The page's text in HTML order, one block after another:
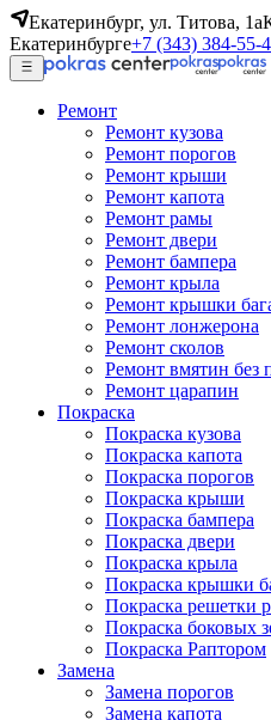
Екатеринбург, ул. Титова, 1а
Екатеринбурге+7 (343) 384-55-
Ремонт
Ремонт кузова
Ремонт порогов
Ремонт крыши
Ремонт капота
Ремонт рамы
Ремонт двери
Ремонт бампера
Ремонт крыла
Ремонт крышки
Ремонт лонжерона
Ремонт сколов
Ремонт вмятин без
Ремонт царапин
Покраска
Покраска кузова
Покраска капота
Покраска порогов
Покраска крыши
Покраска бампера
Покраска двери
Покраска крыла
Покраска крышки
Покраска решетки
Покраска боковых
Покраска Раптором
Замена
Замена порогов
Замена капота